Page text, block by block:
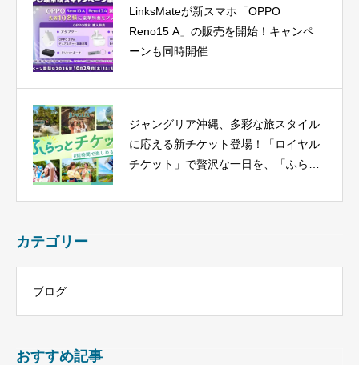
LinksMateが新スマホ「OPPO
Reno15 A」の販売を開始！キャンペ
ーンも同時開催
ジャングリア沖縄、多彩な旅スタイル
に応える新チケット登場！「ロイヤル
チケット」で贅沢な一日を、「ふらっ
カテゴリー
ブログ
おすすめ記事